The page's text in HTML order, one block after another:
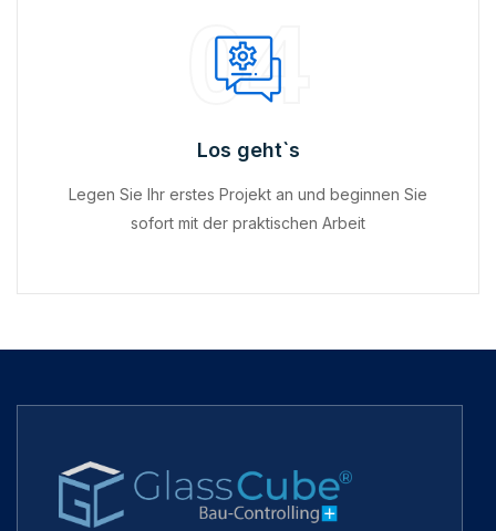
04
Los geht`s
Legen Sie Ihr erstes Projekt an und beginnen Sie
sofort mit der praktischen Arbeit